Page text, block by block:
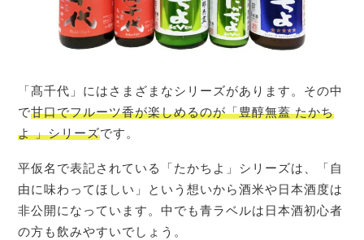
「髙千代」にはさまざまなシリーズがあります。その中
で甘口でフルーツ香が楽しめるのが「豊醇無蓋 たかち
よ 」シリーズです。
平仮名で表記されている「たかちよ」シリーズは、「自
由に味わってほしい」という想いから酒米や日本酒度は
非公開になっています。中でも青ラベルは日本酒初心者
の方も飲みやすいでしょう。